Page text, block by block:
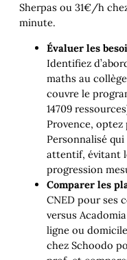
Sherpas ou 31€/h
minute.
Évaluer les
Identifiez
maths au
couvre le
14709
Provence,
Personnalisé
attentif, évitant
progression
Comparer les
CNED pour ses
versus
ligne ou
chez Schoodo